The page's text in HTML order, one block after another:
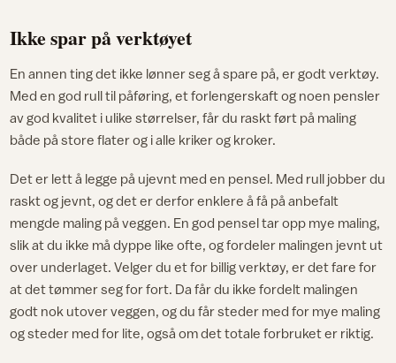
Ikke spar på verktøyet
En annen ting det ikke lønner seg å spare på, er godt verktøy.
Med en god rull til påføring, et forlengerskaft og noen pensler
av god kvalitet i ulike størrelser, får du raskt ført på maling
både på store flater og i alle kriker og kroker.
Det er lett å legge på ujevnt med en pensel. Med rull jobber du
raskt og jevnt, og det er derfor enklere å få på anbefalt
mengde maling på veggen. En god pensel tar opp mye maling,
slik at du ikke må dyppe like ofte, og fordeler malingen jevnt ut
over underlaget. Velger du et for billig verktøy, er det fare for
at det tømmer seg for fort. Da får du ikke fordelt malingen
godt nok utover veggen, og du får steder med for mye maling
og steder med for lite, også om det totale forbruket er riktig.